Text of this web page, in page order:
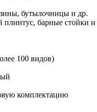
бутылочницы и др.
барные стойки и
100 видов)
комплектацию